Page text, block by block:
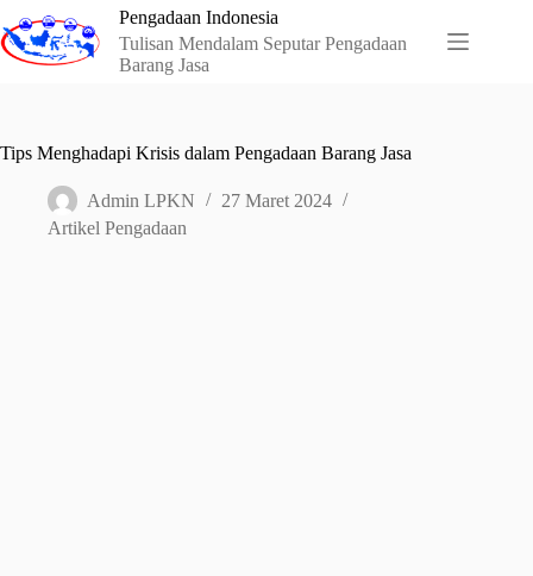
to
content
Pengadaan Indonesia
Tulisan Mendalam Seputar Pengadaan
Barang Jasa
Tips Menghadapi Krisis dalam Pengadaan Barang Jasa
Admin LPKN
27 Maret 2024
Artikel Pengadaan